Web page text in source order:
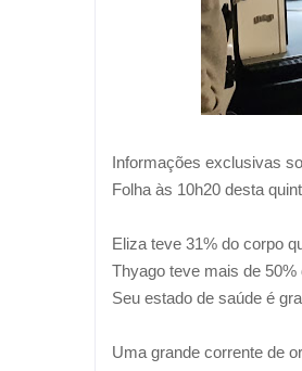
Informações exclusivas
Folha às 10h20 desta
Eliza teve 31% do corpo
Thyago teve mais de
Seu estado de saúde é
Uma grande corrente de